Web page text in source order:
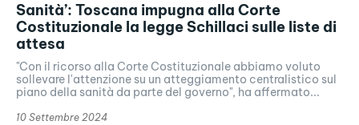
Sanità’: Toscana impugna alla Corte
Costituzionale la legge Schillaci sulle liste di
attesa
"Con il ricorso alla Corte Costituzionale abbiamo voluto
sollevare l'attenzione su un atteggiamento centralistico sul
piano della sanità da parte del governo", ha affermato...
10 Settembre 2024